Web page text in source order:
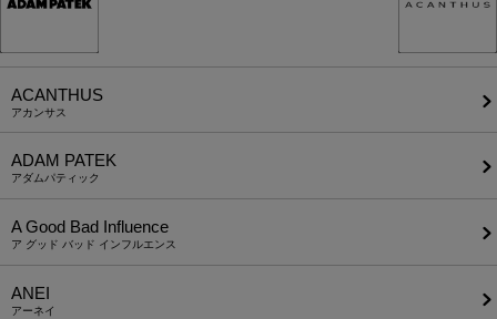
ACANTHUS
アカンサス
ADAM PATEK
アダムパティック
A Good Bad Influence
ア グッド バッド インフルエンス
ANEI
アーネイ